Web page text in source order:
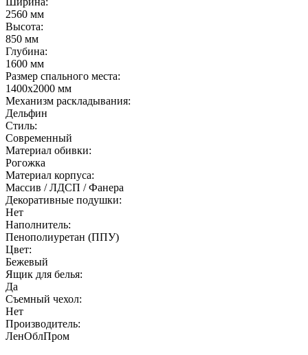
2560 мм
Высота:
850 мм
Глубина:
1600 мм
Размер спального места:
1400х2000 мм
Механизм раскладывания:
Дельфин
Стиль:
Современный
Материал обивки:
Рогожка
Материал корпуса:
Массив / ЛДСП / Фанера
Декоративные подушки:
Нет
Наполнитель:
Пенополиуретан (ППУ)
Цвет:
Бежевый
Ящик для белья:
Да
Съемный чехол:
Нет
Производитель:
ЛенОблПром